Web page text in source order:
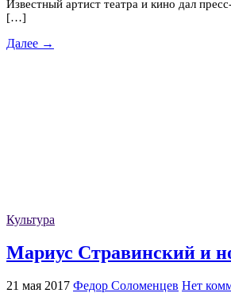
Известный артист театра и кино дал
[…]
Далее →
Культура
Мариус Стравинский и
21 мая 2017 Федор Соломенцев Нет